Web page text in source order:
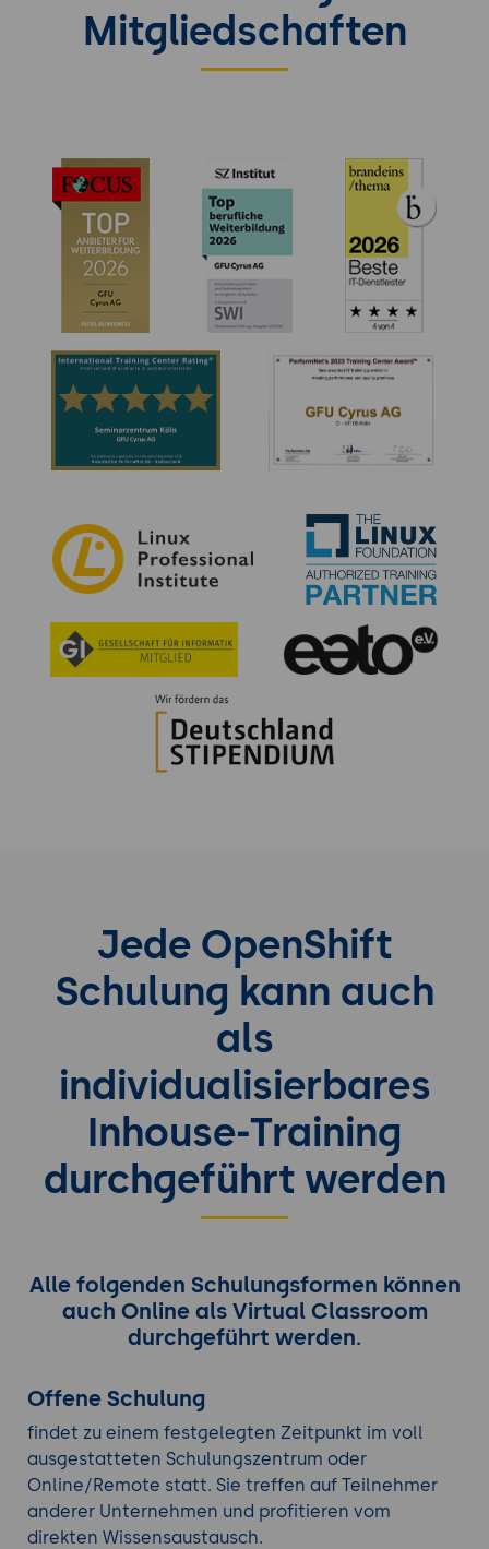
Mitgliedschaften
Jede OpenShift
Schulung kann auch
als
individualisierbares
Inhouse-Training
durchgeführt werden
Alle folgenden Schulungsformen können
auch Online als Virtual Classroom
durchgeführt werden.
Offene Schulung
findet zu einem festgelegten Zeitpunkt im voll
ausgestatteten Schulungszentrum oder
Online/Remote statt. Sie treffen auf Teilnehmer
anderer Unternehmen und profitieren vom
direkten Wissensaustausch.